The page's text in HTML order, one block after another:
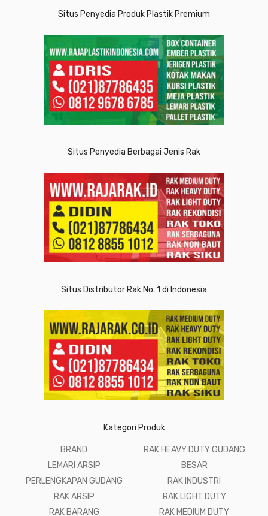
Situs Penyedia Produk Plastik Premium
Situs Penyedia Berbagai Jenis Rak
Situs Distributor Rak No. 1 di Indonesia
Kategori Produk
BRAND
LEMARI ARSIP
PERLENGKAPAN GUDANG
RAK ARSIP
RAK BARANG
RAK HEAVY DUTY GUDANG
BESAR
RAK INDUSTRI
RAK LIGHT DUTY
RAK MEDIUM DUTY